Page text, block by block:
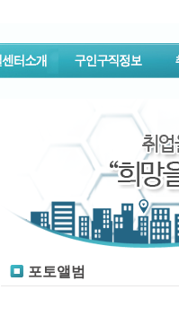
포토앨범